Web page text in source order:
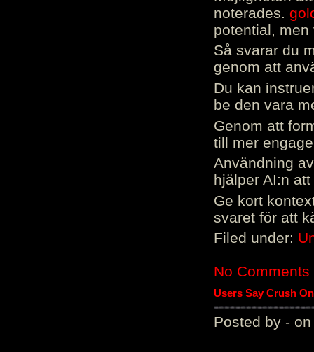
noterades.
potential, men
Så svarar du
genom att
Du kan
be den vara
Genom att
till mer
Användning
hjälper AI:n
Ge kort
svaret för att
Filed under:
No Comments
Users Say Crush
Posted by - on